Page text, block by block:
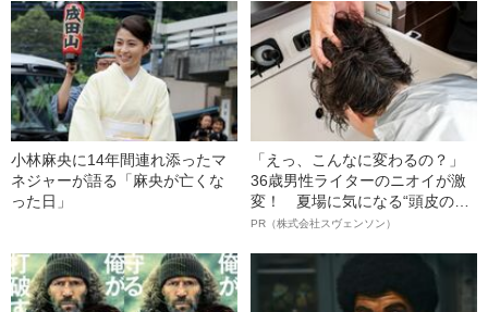
小林麻央に14年間連れ添ったマ
ネジャーが語る「麻央が亡くな
った日」
「えっ、こんなに変わるの？」
36歳男性ライターのニオイが激
変！ 夏場に気になる“頭皮のニ
オイ”や“ベタつき”を解消す
ト”が生み出した徹底ケアとは
PR（株式会社スヴェンソン）